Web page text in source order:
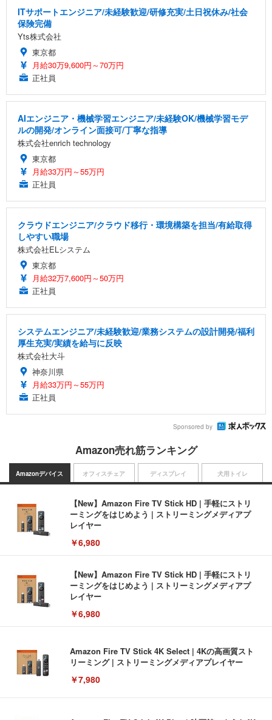
ITサポートエンジニア/未経験歓迎/研修充実/土日祝休み/社会
保険完備
Yts株式会社
東京都
月給30万9,600円～70万円
正社員
AIエンジニア・機械学習エンジニア/未経験OK/機械学習モデ
ルの開発/オンライン面接可/丁寧な指導
株式会社enrich technology
東京都
月給33万円～55万円
正社員
クラウドエンジニア/クラウド移行・環境構築を担当/有給取得
しやすい職場
株式会社ELシステム
東京都
月給32万7,600円～50万円
正社員
システムエンジニア/未経験歓迎/業務システムの設計開発/福利
厚生充実/実績を給与に反映
株式会社大斗
神奈川県
月給33万円～55万円
正社員
Sponsored by
Amazon売れ筋ランキング
Amazonデバイス
【New】Amazon Fire TV Stick HD | 手軽にストリ
ーミングをはじめよう | ストリーミングメディアプ
レイヤー
￥6,980
【New】Amazon Fire TV Stick HD | 手軽にストリ
ーミングをはじめよう | ストリーミングメディアプ
レイヤー
￥6,980
Amazon Fire TV Stick 4K Select | 4Kの高画質スト
リーミング | ストリーミングメディアプレイヤー
￥7,980
オフィスチェア ディスプレイ 犬用トイレ